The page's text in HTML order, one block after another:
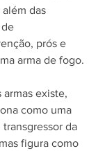
das
prós e
arma de fogo.
existe,
como uma
da
figura como